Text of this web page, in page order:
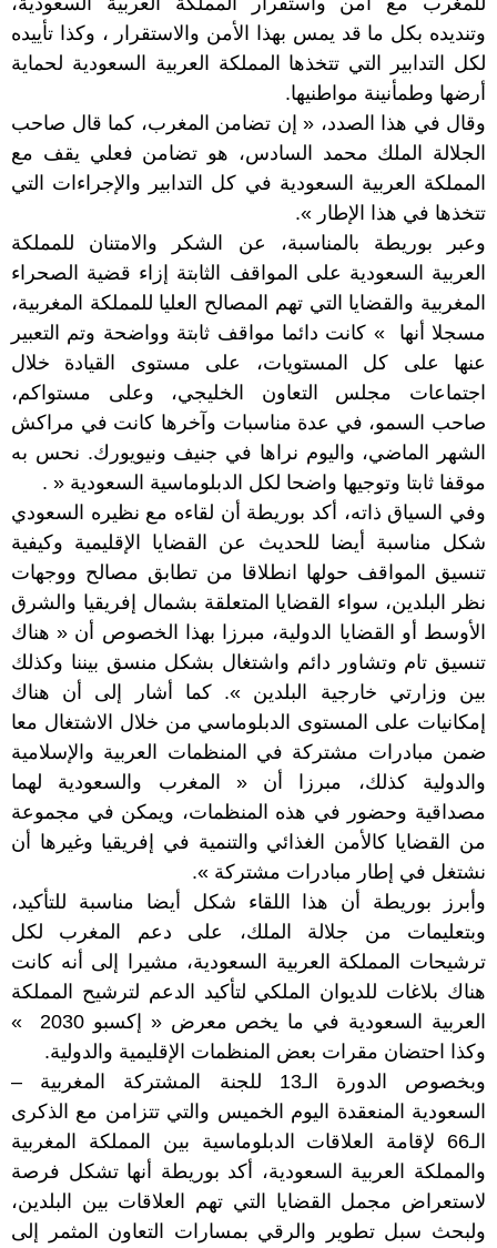
وتنديده بكل ما قد يمس بهذا الأمن والاستقرار ، وكذا تأييده
لكل التدابير التي تتخذها المملكة العربية السعودية لحماية
أرضها وطمأنينة مواطنيها.
وقال في هذا الصدد، « إن تضامن المغرب، كما قال صاحب
الجلالة الملك محمد السادس، هو تضامن فعلي يقف مع
المملكة العربية السعودية في كل التدابير والإجراءات التي
تتخذها في هذا الإطار ».
وعبر بوريطة بالمناسبة، عن الشكر والامتنان للمملكة
العربية السعودية على المواقف الثابتة إزاء قضية الصحراء
المغربية والقضايا التي تهم المصالح العليا للمملكة المغربية،
مسجلا أنها » كانت دائما مواقف ثابتة وواضحة وتم التعبير
عنها على كل المستويات، على مستوى القيادة خلال
اجتماعات مجلس التعاون الخليجي، وعلى مستواكم،
صاحب السمو، في عدة مناسبات وآخرها كانت في مراكش
الشهر الماضي، واليوم نراها في جنيف ونيويورك. نحس به
موقفا ثابتا وتوجيها واضحا لكل الدبلوماسية السعودية « .
وفي السياق ذاته، أكد بوريطة أن لقاءه مع نظيره السعودي
شكل مناسبة أيضا للحديث عن القضايا الإقليمية وكيفية
تنسيق المواقف حولها انطلاقا من تطابق مصالح ووجهات
نظر البلدين، سواء القضايا المتعلقة بشمال إفريقيا والشرق
الأوسط أو القضايا الدولية، مبرزا بهذا الخصوص أن « هناك
تنسيق تام وتشاور دائم واشتغال بشكل منسق بيننا وكذلك
بين وزارتي خارجية البلدين ». كما أشار إلى أن هناك
إمكانيات على المستوى الدبلوماسي من خلال الاشتغال معا
ضمن مبادرات مشتركة في المنظمات العربية والإسلامية
والدولية كذلك، مبرزا أن « المغرب والسعودية لهما
مصداقية وحضور في هذه المنظمات، ويمكن في مجموعة
من القضايا كالأمن الغذائي والتنمية في إفريقيا وغيرها أن
نشتغل في إطار مبادرات مشتركة ».
وأبرز بوريطة أن هذا اللقاء شكل أيضا مناسبة للتأكيد،
وبتعليمات من جلالة الملك، على دعم المغرب لكل
ترشيحات المملكة العربية السعودية، مشيرا إلى أنه كانت
هناك بلاغات للديوان الملكي لتأكيد الدعم لترشيح المملكة
العربية السعودية في ما يخص معرض « إكسبو 2030 »
وكذا احتضان مقرات بعض المنظمات الإقليمية والدولية.
وبخصوص الدورة الـ13 للجنة المشتركة المغربية –
السعودية المنعقدة اليوم الخميس والتي تتزامن مع الذكرى
الـ66 لإقامة العلاقات الدبلوماسية بين المملكة المغربية
والمملكة العربية السعودية، أكد بوريطة أنها تشكل فرصة
لاستعراض مجمل القضايا التي تهم العلاقات بين البلدين،
ولبحث سبل تطوير والرقي بمسارات التعاون المثمر إلى